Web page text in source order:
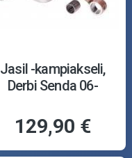
Jasil -kampiakseli,
Derbi Senda 06-
129,90 €